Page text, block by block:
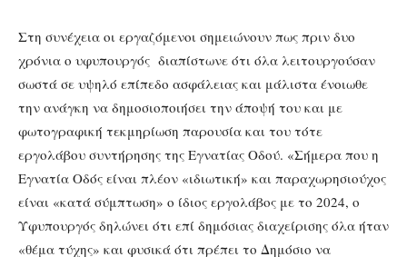
Στη συνέχεια οι εργαζόμενοι σημειώνουν πως πριν δυο
χρόνια ο υφυπουργός διαπίστωνε ότι όλα λειτουργούσαν
σωστά σε υψηλό επίπεδο ασφάλειας και μάλιστα ένοιωθε
την ανάγκη να δημοσιοποιήσει την άποψή του και με
φωτογραφική τεκμηρίωση παρουσία και του τότε
εργολάβου συντήρησης της Εγνατίας Οδού. «Σήμερα που η
Εγνατία Οδός είναι πλέον «ιδιωτική» και παραχωρησιούχος
είναι «κατά σύμπτωση» ο ίδιος εργολάβος με το 2024, ο
Υφυπουργός δηλώνει ότι επί δημόσιας διαχείρισης όλα ήταν
«θέμα τύχης» και φυσικά ότι πρέπει το Δημόσιο να